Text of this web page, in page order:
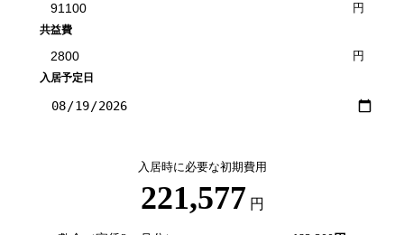
円
共益費
円
入居予定日
入居時に必要な初期費用
221,577 円